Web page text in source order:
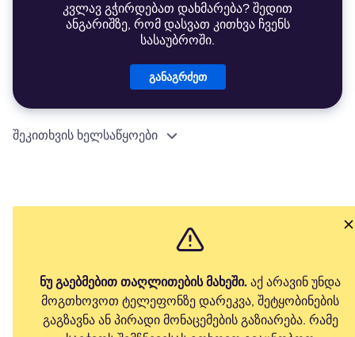
კვლავ გჭირდებათ დახმარება? შედით
ანგარიშზე, რომ დასვათ კითხვა ჩვენს
სასაუბროში.
განაგრძეთ
შეკითხვის ხელსაწყოები
ნუ გაებმებით თაღლითების მახეში. აქ არავინ უნდა
მოგთხოვოთ ტელეფონზე დარეკვა, შეტყობინების
გაგზავნა ან პირადი მონაცემების გაზიარება. რამე